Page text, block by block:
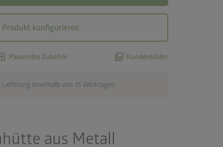
Produkt konfigurieren
Passendes Zubehör photo_library Kundenbilder
Lieferung innerhalb von 15 Werktagen
aus Metall